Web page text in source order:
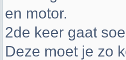
en motor.
2de keer gaat
Deze moet je zo